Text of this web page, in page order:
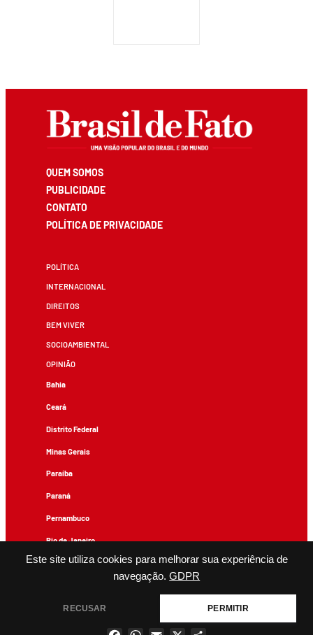
Este site utiliza cookies para melhorar sua experiência de
navegação. GDPR
RECUSAR PERMITIR
QUEM SOMOS
PUBLICIDADE
CONTATO
POLÍTICA DE PRIVACIDADE
POLÍTICA
INTERNACIONAL
DIREITOS
BEM VIVER
SOCIOAMBIENTAL
OPINIÃO
Bahia
Ceará
Distrito Federal
Minas Gerais
Paraíba
Paraná
Pernambuco
Rio de Janeiro
Rio Grande do Sul